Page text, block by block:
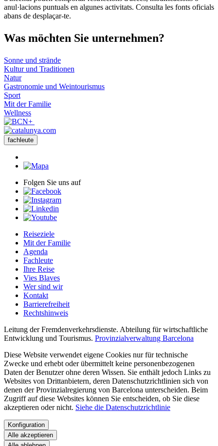
anul·lacions puntuals en algunes activitats. Consulta les fonts oficials
abans de desplaçar-te.
Was möchten Sie unternehmen?
Sonne und strände
Kultur und Traditionen
Natur
Gastronomie und Weintourismus
Sport
Mit der Familie
Wellness
fachleute
Folgen Sie uns auf
Reiseziele
Mit der Familie
Agenda
Fachleute
Ihre Reise
Vies Blaves
Wer sind wir
Kontakt
Barrierefreiheit
Rechtshinweis
Leitung der Fremdenverkehrsdienste. Abteilung für wirtschaftliche
Entwicklung und Tourismus. Provinzialverwaltung Barcelona
Diese Website verwendet eigene Cookies nur für technische
Zwecke und erhebt oder übermittelt keine personenbezogenen
Daten der Benutzer ohne deren Wissen. Sie enthält jedoch Links zu
Websites von Drittanbietern, deren Datenschutzrichtlinien sich von
denen der Provinzialregierung von Barcelona unterscheiden. Beim
Zugriff auf diese Websites können Sie entscheiden, ob Sie diese
akzeptieren oder nicht. Siehe die Datenschutzrichtlinie
Konfiguration
Alle akzeptieren